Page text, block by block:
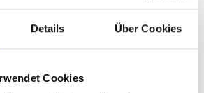
Details Über Cookies
Cookies
Bereichen erforderlich.
TOE 7608 S ist als
20 V ss
ist in der Lage, den